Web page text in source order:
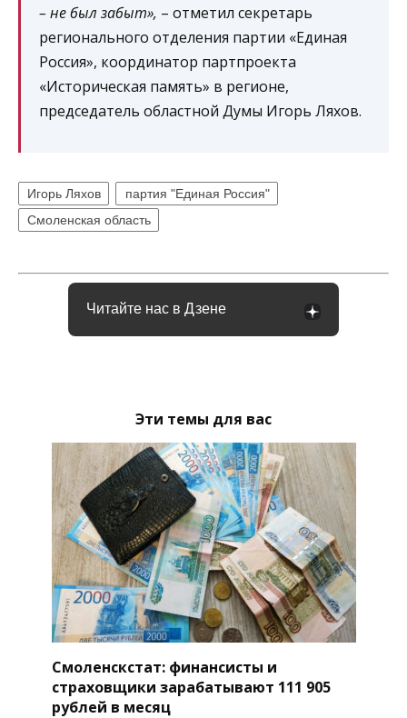
– не был забыт», – отметил секретарь
регионального отделения партии «Единая
Россия», координатор партпроекта
«Историческая память» в регионе,
председатель областной Думы Игорь Ляхов.
Игорь Ляхов
партия "Единая Россия"
Смоленская область
Читайте нас в Дзене
Эти темы для вас
Смоленскстат: финансисты и
страховщики зарабатывают 111 905
рублей в месяц